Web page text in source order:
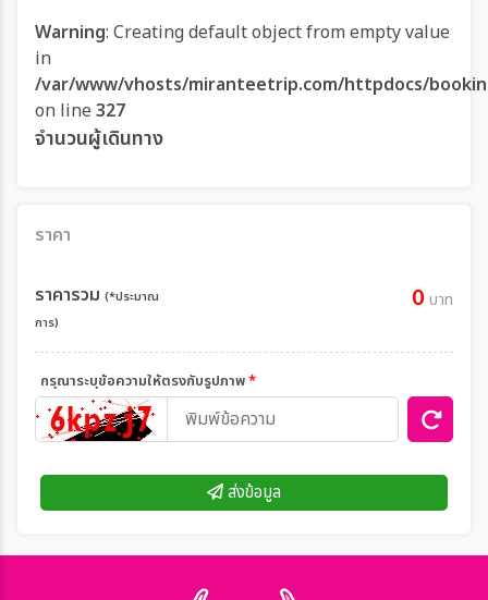
Warning: Creating default object from empty value
in
/var/www/vhosts/miranteetrip.com/httpdocs/
on line 327
จำนวนผู้เดินทาง
ราคา
ราคารวม (*ประมาณ
การ)
0 บาท
กรุณาระบุข้อความให้ตรงกับรูปภาพ*
ส่งข้อมูล